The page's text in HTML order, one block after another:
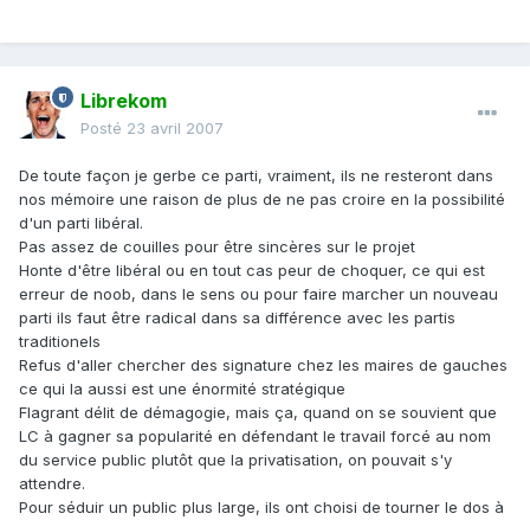
Librekom
Posté 23 avril 2007
De toute façon je gerbe ce parti, vraiment, ils ne resteront dans
nos mémoire une raison de plus de ne pas croire en la possibilité
d'un parti libéral.
Pas assez de couilles pour être sincères sur le projet
Honte d'être libéral ou en tout cas peur de choquer, ce qui est
erreur de noob, dans le sens ou pour faire marcher un nouveau
parti ils faut être radical dans sa différence avec les partis
traditionels
Refus d'aller chercher des signature chez les maires de gauches
ce qui la aussi est une énormité stratégique
Flagrant délit de démagogie, mais ça, quand on se souvient que
LC à gagner sa popularité en défendant le travail forcé au nom
du service public plutôt que la privatisation, on pouvait s'y
attendre.
Pour séduir un public plus large, ils ont choisi de tourner le dos à